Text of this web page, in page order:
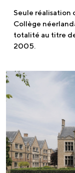
Seule réalisation
Collège
totalité au titre
2005.